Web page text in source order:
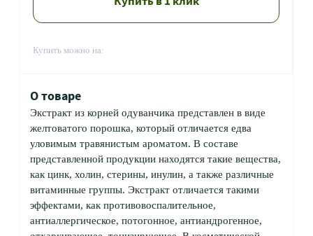
Купить можно на:
О товаре
Экстракт из корней одуванчика представлен в виде
желтоватого порошка, который отличается едва
уловимым травянистым ароматом. В составе
представленной продукции находятся такие вещества,
как цинк, холин, стерины, инулин, а также различные
витаминные группы. Экстракт отличается такими
эффектами, как противовоспалительное,
антиаллергическое, потогонное, антиандрогенное,